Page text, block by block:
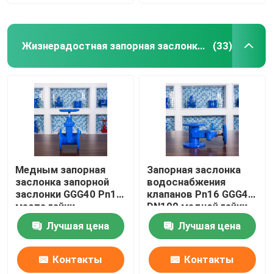
Жизнерадостная запорная заслонка места (33)
Медным запорная
заслонка запорной
заслонки GGG40 Pn16
места гайки
жизнерадостным
служить фланцем
двойником
Лучшая цена
Контакты
Запорная заслонка
водоснабжения
клапанов Pn16 GGG40
DN100 медной гайки
жизнерадостная
усаженнаяЛучшая цена
Контакты